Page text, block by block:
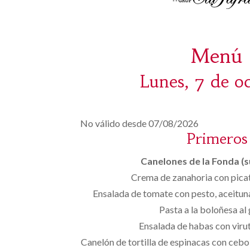
Menú
Lunes, 7 de
No válido desde 07/08/2026
Primeros
Canelones de la Fonda
Crema de zanahoria con
Ensalada de tomate con pesto,
Pasta a la boloñesa al
Ensalada de habas con
Canelón de tortilla de espinacas con